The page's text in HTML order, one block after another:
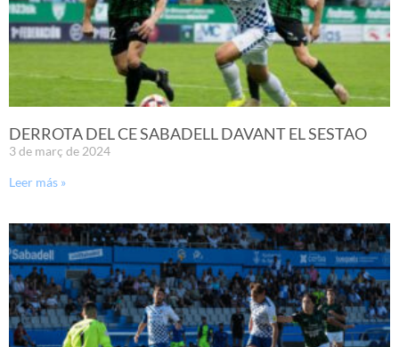
DERROTA DEL CE SABADELL DAVANT EL SESTAO
3 de març de 2024
Leer más »